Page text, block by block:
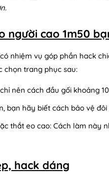
người cao 1m50
nhiệm vụ góp phần hack
chọn trang phục sau:
nên cách đầu gối khoảng
bạn hãy biết cách bảo vệ
thắt eo cao: Cách làm này
hack dáng